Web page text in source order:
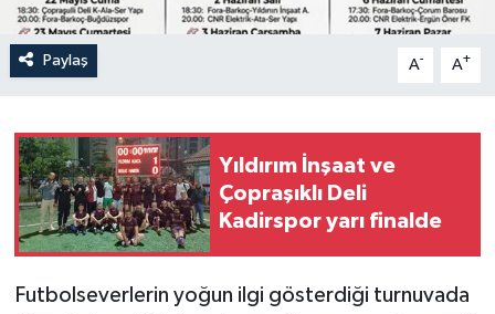
Paylaş A- A+
Yıldırım İnşaat ve
Çopraşıklı Deli
Kadirspor yarı finalde
Futbolseverlerin yoğun ilgi gösterdiği turnuvada